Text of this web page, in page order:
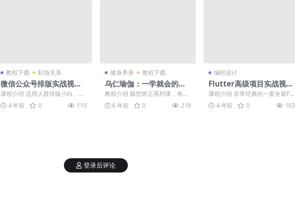
教程下载 职场关系
微信公众号排版实战视频
教程
课程介绍 适用人群排版小白、图
文排版新手、新媒体运营者、自
媒体人、学生、排版设计...
4 年前 0 110
健身养身 教程下载
乌仁瑜伽：一学就会的腿
部塑形课
教程介绍 腿型矫正系列课，有效
改善假胯宽，X型腿，O型腿，X
O型腿，认识自己的骨...
6 年前 0 219
编程设计
Flutter高级项目实战视频
课程
课程介绍 非常经典的一套全新Flu
tter实战教程，课程内容由一线
工程师为同学们...
4 年前 0 193
登录后评论